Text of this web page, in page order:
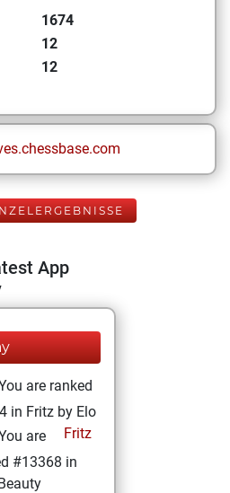
1674
12
12
App
are ranked
in Fritz by Elo
Fritz
are
#13368 in